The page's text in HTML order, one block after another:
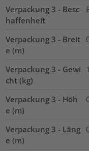
Verpackung 3 - Besc
haffenheit
Verpackung 3 - Breit
e (m)
Verpackung 3 - Gewi
cht (kg)
Verpackung 3 - Höh
e (m)
Verpackung 3 - Läng
e (m)